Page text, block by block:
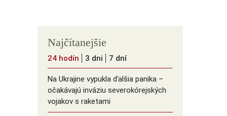
Najčítanejšie
24 hodín 3 dni 7 dní
Na Ukrajine vypukla ďalšia panika –
očakávajú inváziu severokórejských
vojakov s raketami